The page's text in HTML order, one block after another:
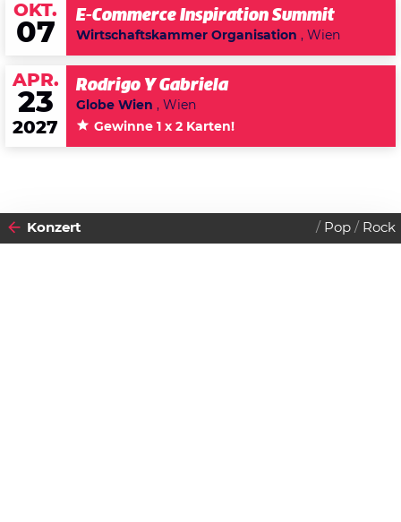
OKT.
07
E-Commerce Inspiration Summit
Wirtschaftskammer Organisation , Wien
APR.
23
2027
Rodrigo Y Gabriela
Globe Wien , Wien
Gewinne 1 x 2 Karten!
Konzert Pop Rock